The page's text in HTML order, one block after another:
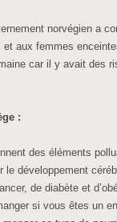
norvégien a
aux femmes
car il y avait des
:
des éléments
le développement
de diabète et
si vous êtes un